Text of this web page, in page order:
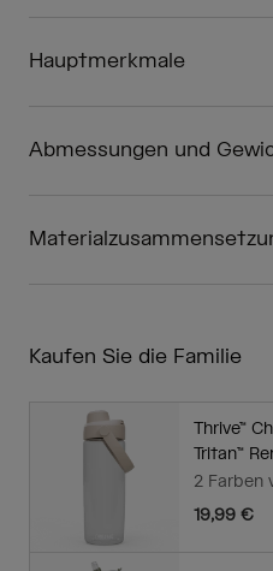
Hauptmerkmale
Abmessungen und
Kaufen Sie die Familie
Thrive™
Tritan™
2 Farben
19,99 €